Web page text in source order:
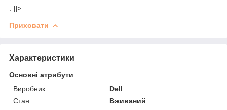
. ]]>
Приховати
Характеристики
Основні атрибути
Виробник
Dell
Стан
Вживаний